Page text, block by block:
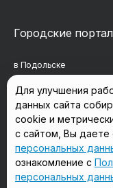
Городские
в Подольске
в Мытищах
в Реутове
в Балашихе
в Сергиевом Посаде
Для улучшения
данных сайта
cookie и
с сайтом, Вы даете
персональных
ознакомление с
персональных